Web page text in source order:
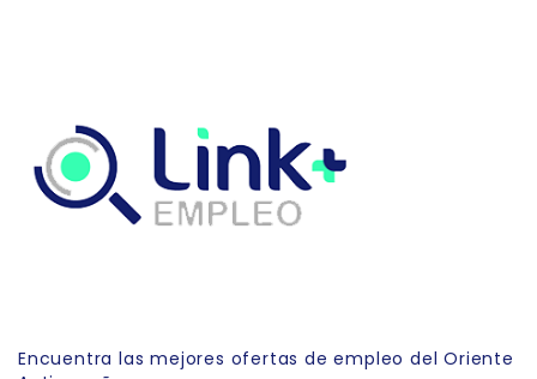
Encuentra las mejores ofertas de empleo del Oriente